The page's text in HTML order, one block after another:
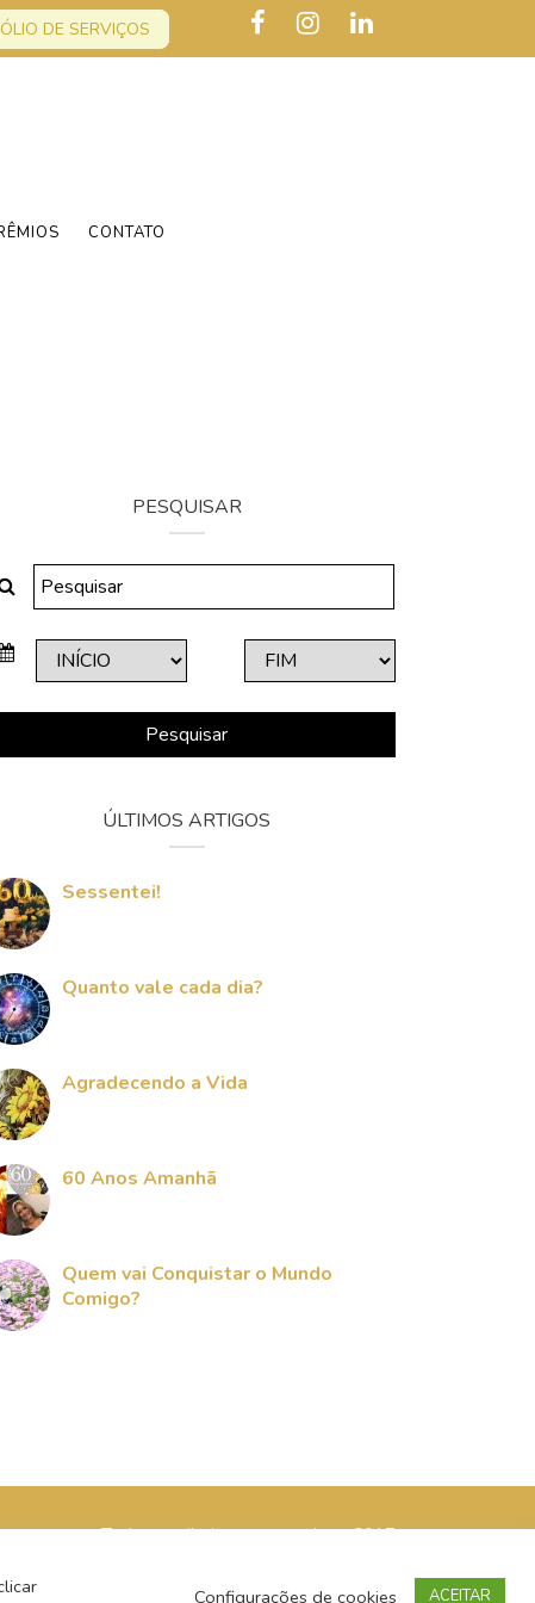
DE SERVIÇOS
CONTATO
PESQUISAR
Pesquisar
ÚLTIMOS ARTIGOS
Sessentei!
Quanto vale cada dia?
Agradecendo a Vida
60 Anos Amanhã
Quem vai Conquistar o Mundo
Comigo?
Todos os direitos reservados - 2017
Configurações de cookies ACEITAR